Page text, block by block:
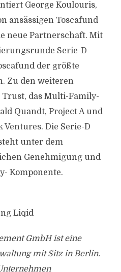
George Koulouris,
ansässigen Toscafund
neue Partnerschaft. Mit
Serie-D
der größte
Zu den weiteren
das Multi-Family-
Quandt, Project A und
Die Serie-D
unter dem
Genehmigung und
Komponente.
Liqid
GmbH ist eine
mit Sitz in Berlin.